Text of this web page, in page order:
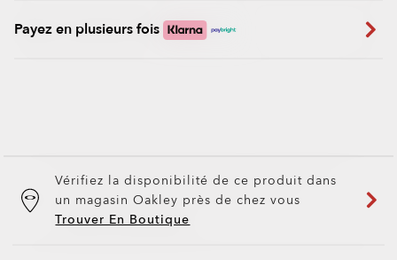
Payez en plusieurs fois
Vérifiez la disponibilité de ce produit dans
un magasin Oakley près de chez vous
Trouver En Boutique